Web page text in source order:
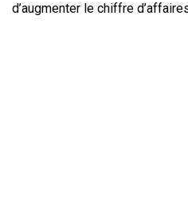
d’augmenter le chiffre